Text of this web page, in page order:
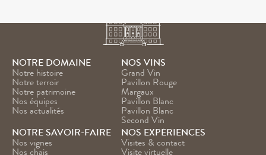
NOTRE DOMAINE
Notre histoire
Notre terroir
Notre patrimoine
Nos équipes
Nos actualités
NOS VINS
Grand Vin
Pavillon Rouge
Margaux
Pavillon Blanc
Pavillon Blanc
Second Vin
NOTRE SAVOIR-FAIRE
Nos vignes
Nos chais
NOS EXPÉRIENCES
Visites & contact
Visite virtuelle